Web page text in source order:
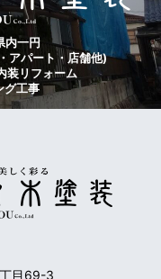
内一円
アパート・店舗他)
装リフォーム
グ工事
目69-3